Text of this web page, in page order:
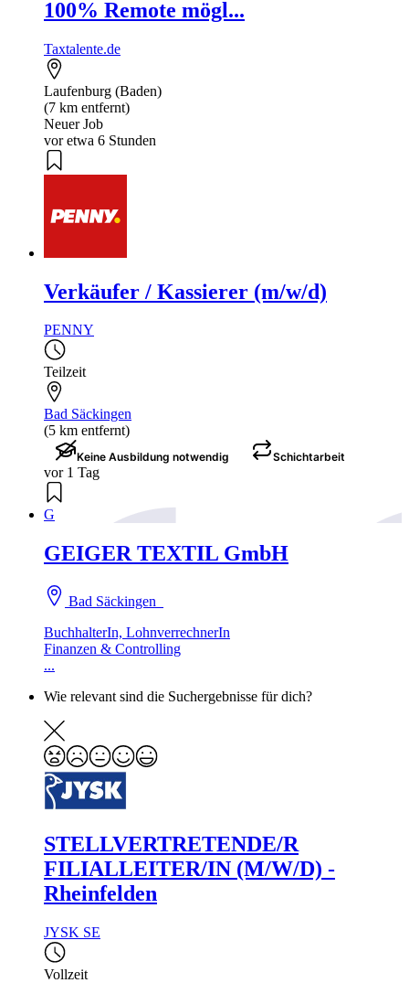
100% Remote mögl...
Taxtalente.de
Laufenburg (Baden)
(7 km entfernt)
Neuer Job
vor etwa 6 Stunden
Verkäufer / Kassierer (m/w/d)
PENNY
Teilzeit
Bad Säckingen
(5 km entfernt)
Keine Ausbildung notwendig Schichtarbeit
vor 1 Tag
G
GEIGER TEXTIL GmbH
Bad Säckingen
BuchhalterIn, LohnverrechnerIn
Finanzen & Controlling
...
Wie relevant sind die Suchergebnisse für dich?
STELLVERTRETENDE/R
FILIALLEITER/IN (M/W/D) -
Rheinfelden
JYSK SE
Vollzeit